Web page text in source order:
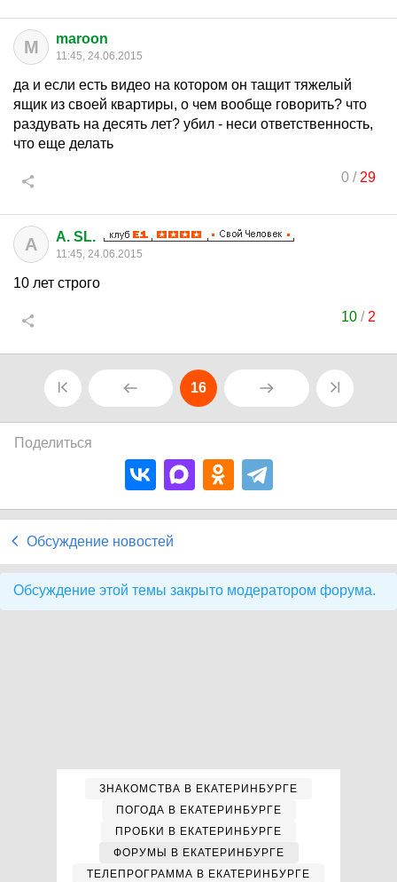
M maroon
11:45, 24.06.2015
да и если есть видео на котором он тащит тяжелый
ящик из своей квартиры, о чем вообще говорить? что
раздувать на десять лет? убил - неси ответственность,
что еще делать
0 / 29
A A. SL.
11:45, 24.06.2015
10 лет строго
10 / 2
16
Поделиться
Обсуждение новостей
Обсуждение этой темы закрыто модератором форума.
ЗНАКОМСТВА В ЕКАТЕРИНБУРГЕ
ПОГОДА В ЕКАТЕРИНБУРГЕ
ПРОБКИ В ЕКАТЕРИНБУРГЕ
ФОРУМЫ В ЕКАТЕРИНБУРГЕ
ТЕЛЕПРОГРАММА В ЕКАТЕРИНБУРГЕ